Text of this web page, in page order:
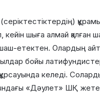
кейін шыға алмай қалған
етектен. Олардың
бойы
келеді.
«Дәулет» ШҚ